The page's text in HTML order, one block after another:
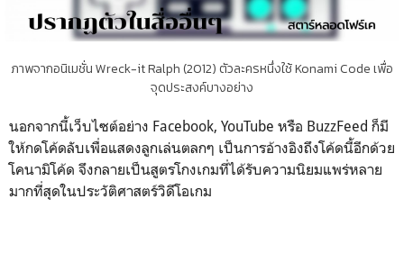
ภาพจากอนิเมชั่น Wreck-it Ralph (2012) ตัวละครหนึ่งใช้ Konami Code เพื่อ
จุดประสงค์บางอย่าง
นอกจากนี้เว็บไซต์อย่าง Facebook, YouTube หรือ BuzzFeed ก็มี
ให้กดโค้ดลับเพื่อแสดงลูกเล่นตลกๆ เป็นการอ้างอิงถึงโค้ดนี้อีกด้วย
โคนามิโค้ด จึงกลายเป็นสูตรโกงเกมที่ได้รับความนิยมแพร่หลาย
มากที่สุดในประวัติศาสตร์วิดีโอเกม